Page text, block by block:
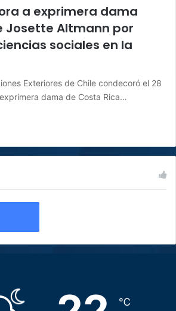
a exprimera dama
Josette Altmann por
sociales en la
Exteriores de Chile condecoró el 28
dama de Costa Rica…
℃